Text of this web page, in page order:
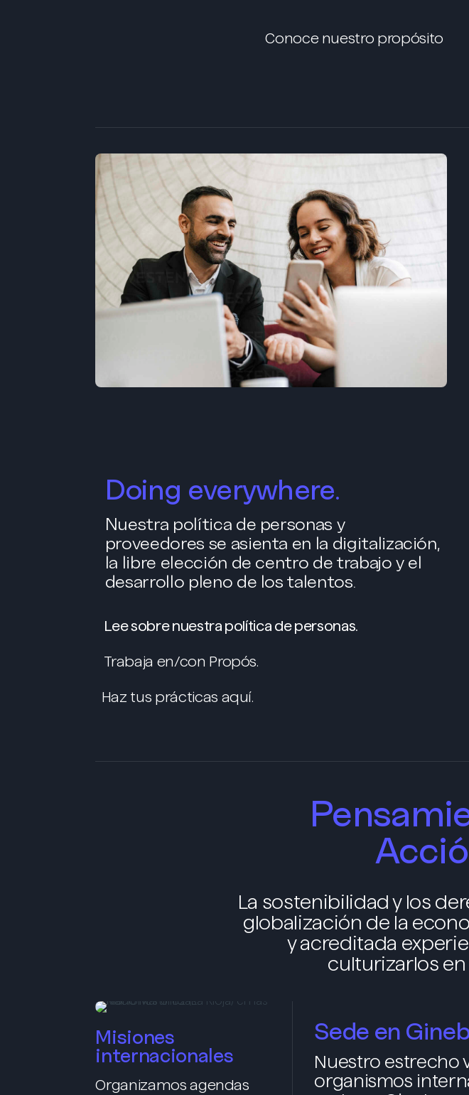
Conoce nuestro propósito
Doing everywhere.
Nuestra política de personas y
proveedores se asienta en la digitalización,
la libre elección de centro de trabajo y el
desarrollo pleno de los talentos.
Lee sobre nuestra política de personas.
Trabaja en/con Propós.
Haz tus prácticas aquí.
La sostenibilidad y los
globalización de la
y acreditada
culturizarlos
Misiones
internacionales
Organizamos agendas
Sede en
Nuestro estrecho
organismos